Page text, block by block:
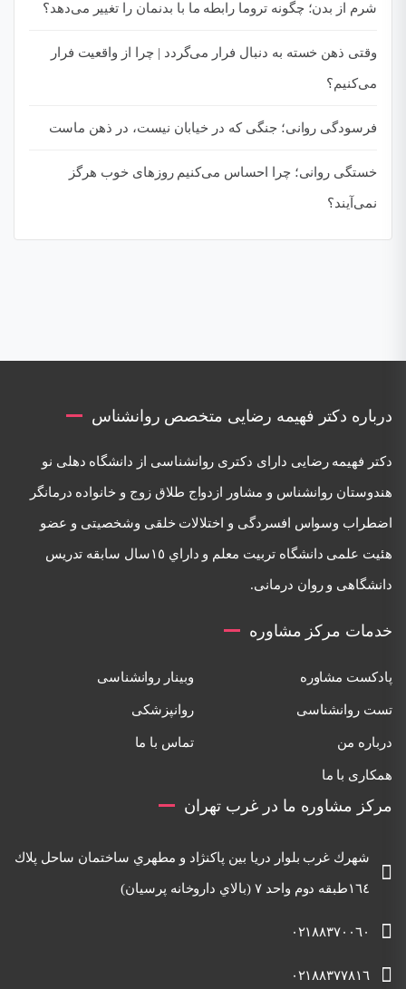
شرم از بدن؛ چگونه تروما رابطه ما با بدنمان را تغییر می‌دهد؟
وقتی ذهن خسته به دنبال فرار می‌گردد | چرا از واقعیت فرار
می‌کنیم؟
فرسودگی روانی؛ جنگی که در خیابان نیست، در ذهن ماست
خستگی روانی؛ چرا احساس می‌کنیم روزهای خوب هرگز
نمی‌آیند؟
درباره دکتر فهیمه رضایی متخصص روانشناس
دكتر فهيمه رضايی دارای دكتری روانشناسی از دانشگاه دهلی نو
هندوستان روانشناس و مشاور ازدواج طلاق زوج و خانواده درمانگر
اضطراب وسواس افسردگی و اختلالات خلقی وشخصيتی و عضو
هئيت علمی دانشگاه تربيت معلم و داراي ١٥سال سابقه تدريس
دانشگاهی و روان درمانی.
خدمات مرکز مشاوره
پادکست مشاوره وبینار روانشناسی
تست روانشناسی روانپزشکی
درباره من تماس با ما
همکاری با ما
مرکز مشاوره ما در غرب تهران
شهرك غرب بلوار دريا بين پاكنژاد و مطهري ساختمان ساحل پلاك
١٦٤طبقه دوم واحد ٧ (بالاي داروخانه پرسيان)
٠٢١٨٨٣٧٠٠٦٠
٠٢١٨٨٣٧٧٨١٦